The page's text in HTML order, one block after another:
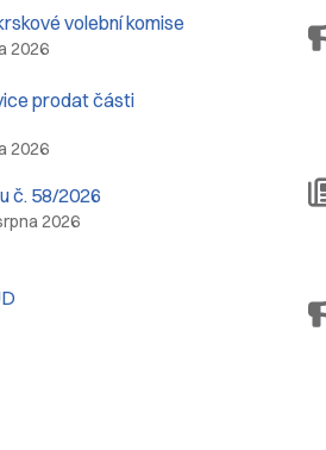
volební komise
2026
prodat části
2026
č. 58/2026
2026